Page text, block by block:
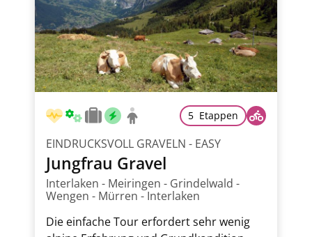
5 Etappen
EINDRUCKSVOLL GRAVELN - EASY
Jungfrau Gravel
Interlaken - Meiringen - Grindelwald -
Wengen - Mürren - Interlaken
Die einfache Tour erfordert sehr wenig